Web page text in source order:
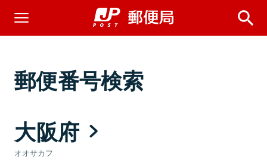
郵便番号検索
大阪府
オオサカフ